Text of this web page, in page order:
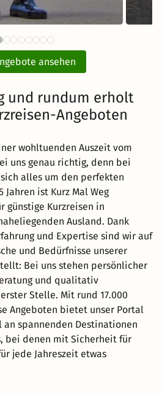
ab64 €
mit Hotel
Eintritt
und Frühstück
Angebot
ansehen
und rundum erholt
Angeboten
wohltuenden Auszeit vom
uns genau richtig, denn bei
alles um den perfekten
Jahren ist Kurz Mal Weg
günstige Kurzreisen in
Ausland. Dank
und Expertise sind wir auf
und Bedürfnisse unserer
Bei uns stehen persönlicher
und qualitativ
Stelle. Mit rund 17.000
Angeboten bietet unser Portal
spannenden Destinationen
bei denen mit Sicherheit für
jede Jahreszeit etwas